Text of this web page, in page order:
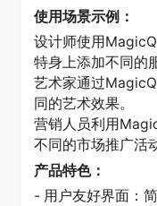
使用场景示例：
设计师使用
特身上添加不同的
艺术家通过
同的艺术效果。
营销人员利用
不同的市场推广活
产品特色：
- 用户友好界面：